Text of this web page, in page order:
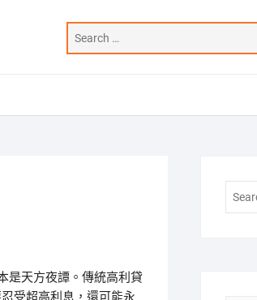
是天方夜譚。傳統高利貸
受超高利息，還可能永